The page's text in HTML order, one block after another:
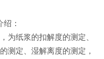
绍：
为纸浆的扣解度的测定、
测定、湿解离度的测定，